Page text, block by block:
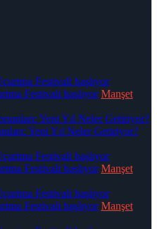
Festivali başlıyor Manşet
Yeni Yıl Neler Getiriyor?
Festivali başlıyor Manşet
Festivali başlıyor Manşet